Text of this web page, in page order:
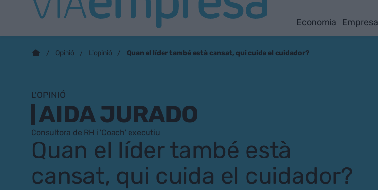
Economia Empresa
Opinió L'opinió Quan el líder també està cansat, qui cuida el cuidador?
L'OPINIÓ
AIDA JURADO
Consultora de RH i 'Coach' executiu
Quan el líder també està
cansat, qui cuida el cuidador?